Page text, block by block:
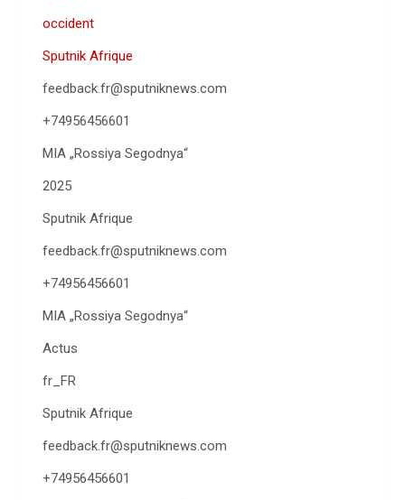
occident
Sputnik Afrique
feedback.fr@sputniknews.com
+74956456601
MIA „Rossiya Segodnya“
2025
Sputnik Afrique
feedback.fr@sputniknews.com
+74956456601
MIA „Rossiya Segodnya“
Actus
fr_FR
Sputnik Afrique
feedback.fr@sputniknews.com
+74956456601